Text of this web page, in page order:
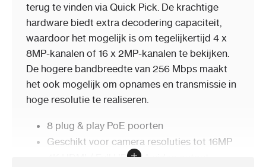
terug te vinden via Quick Pick. De krachtige
hardware biedt extra decodering capaciteit,
waardoor het mogelijk is om tegelijkertijd 4 x
8MP-kanalen of 16 x 2MP-kanalen te bekijken.
De hogere bandbreedte van 256 Mbps maakt
het ook mogelijk om opnames en transmissie in
hoge resolutie te realiseren.
8 plug & play PoE poorten
Geschikt voor camera resoluties tot 16MP
4K HDMI / Full HD VGA video output